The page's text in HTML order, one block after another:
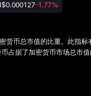
$0.000127-1.77%
货币总市值的比重。此指
占据了加密货币市场总市